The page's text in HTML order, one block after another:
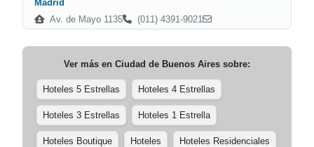
Madrid
Av. de Mayo 1135
(011) 4391-9021
Ver más en Ciudad de Buenos Aires sobre:
Hoteles 5 Estrellas Hoteles 4 Estrellas
Hoteles 3 Estrellas Hoteles 1 Estrella
Hoteles Boutique Hoteles Hoteles Residenciales